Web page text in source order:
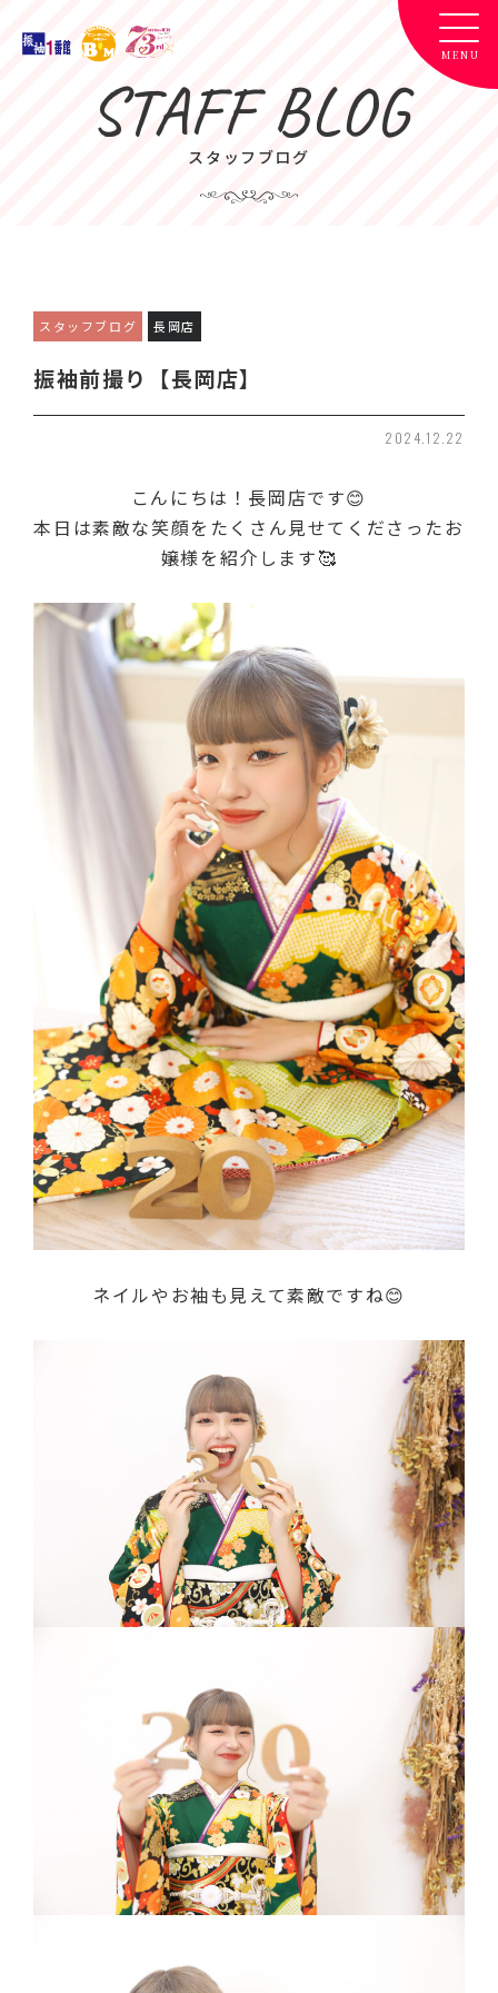
STAFF BLOG
スタッフブログ
スタッフブログ 長岡店
振袖前撮り【長岡店】
2024.12.22
こんにちは！長岡店です😊
本日は素敵な笑顔をたくさん見せてくださったお
嬢様を紹介します🥰
ネイルやお袖も見えて素敵ですね😊